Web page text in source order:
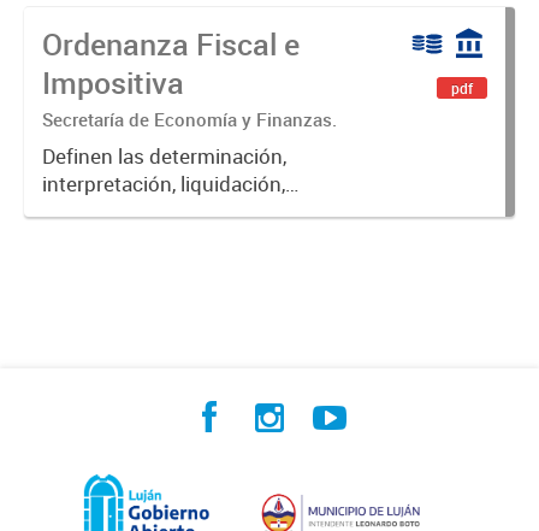
Ordenanza Fiscal e
Impositiva
Secretaría de Economía y Finanzas.
Definen las determinación,
interpretación, liquidación,
fiscalización, pago, exenciones,
pdf